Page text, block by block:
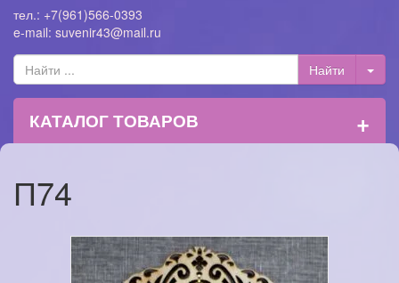
тел.: +7(961)566-0393
e-mail: suvenir43@mail.ru
КАТАЛОГ ТОВАРОВ +
П74